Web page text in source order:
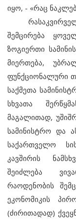
იყო, - «რაც
შემცირება
ზოგიერთი
მიერთება,
ფუნქციონალური
საქმეთა
სხვათა
მაგალითად,
სამინისტრო და
საქართველო
კავშირის
შეიძლება
რაოდენობის
ეკონომიკის
(ძირითადად)